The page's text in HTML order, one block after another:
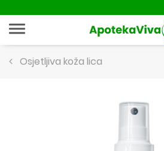
Osjetljiva koža lica